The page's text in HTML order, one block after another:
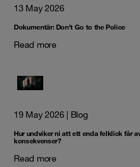
13 May 2026
Dokumentär: Don't Go to the Police
Read more
19 May 2026| Blog
Hur undviker ni att ett enda felklick får
konsekvenser?
Read more